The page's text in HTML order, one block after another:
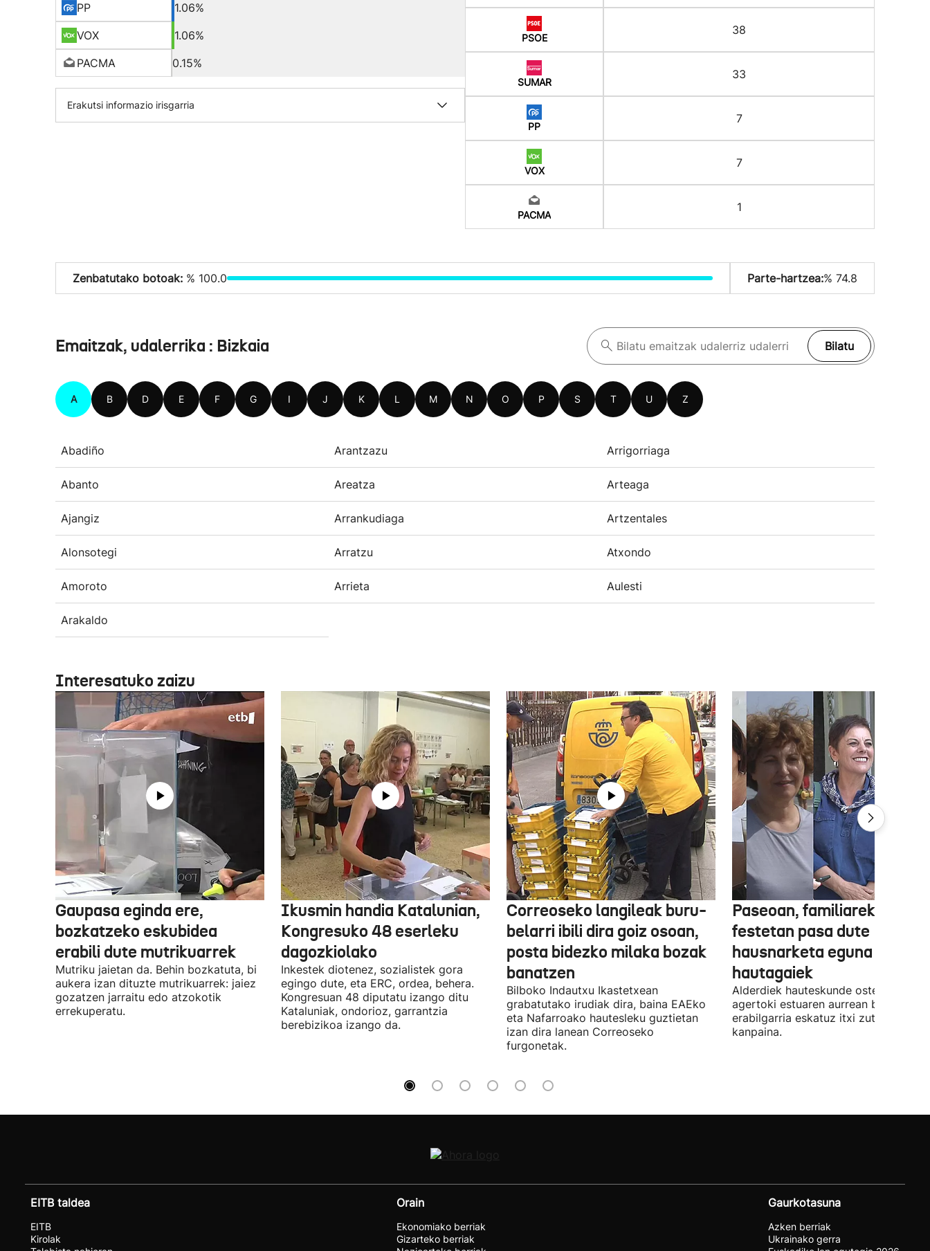
PP
1.06%
VOX
1.06%
PACMA
0.15%
Erakutsi informazio irisgarria
PSOE
38
SUMAR
33
PP
7
VOX
7
PACMA
1
Zenbatutako botoak: % 100.0 Parte-hartzea:% 74.8
Emaitzak, udalerrika : Bizkaia Bilatu
A B D E F G I J K L M N O P S T U Z
Abadiño Arantzazu Arrigorriaga
Abanto Areatza Arteaga
Ajangiz Arrankudiaga Artzentales
Alonsotegi Arratzu Atxondo
Amoroto Arrieta Aulesti
Arakaldo
Interesatuko zaizu
Gaupasa eginda ere,
bozkatzeko eskubidea
erabili dute mutrikuarrek
Mutriku jaietan da. Behin bozkatuta, bi
aukera izan dituzte mutrikuarrek: jaiez
gozatzen jarraitu edo atzokotik
errekuperatu.
Ikusmin handia Katalunian,
Kongresuko 48 eserleku
dagozkiolako
Inkestek diotenez, sozialistek gora
egingo dute, eta ERC, ordea, behera.
Kongresuan 48 diputatu izango ditu
Kataluniak, ondorioz, garrantzia
berebizikoa izango da.
Correoseko langileak buru-
belarri ibili dira goiz osoan,
posta bidezko milaka bozak
banatzen
Bilboko Indautxu Ikastetxean
grabatutako irudiak dira, baina EAEko
eta Nafarroako hautesleku guztietan
izan dira lanean Correoseko
furgonetak.
Paseoan, familiarekin edo
festetan pasa dute
hausnarketa eguna
hautagaiek
Alderdiek hauteskunde osteko
agertoki estuaren aurrean boto
erabilgarria eskatuz itxi zuten atzo
kanpaina.
EITB taldea
EITB
Kirolak
Orain
Ekonomiako berriak
Gizarteko berriak
Gaurkotasuna
Azken berriak
Ukrainako gerra